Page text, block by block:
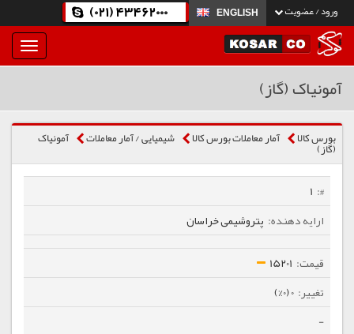
ورود / عضویت ENGLISH
(021) 43462000
بار
و
آمونیاک (گاز)
بورس کالا آمار معاملات بورس کالا شیمیایی / آمار معاملات آمونیاک
(گاز)
1
پتروشیمی خراسان
15201
0 (0%)
-